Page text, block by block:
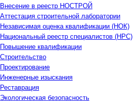
Внесение в реестр НОСТРОЙ
Аттестация строительной лаборатории
Независимая оценка квалификации (НОК)
Национальный реестр специалистов (НРС)
Повышение квалификации
Строительство
Проектирование
Инженерные изыскания
Реставрация
Экологическая безопасность